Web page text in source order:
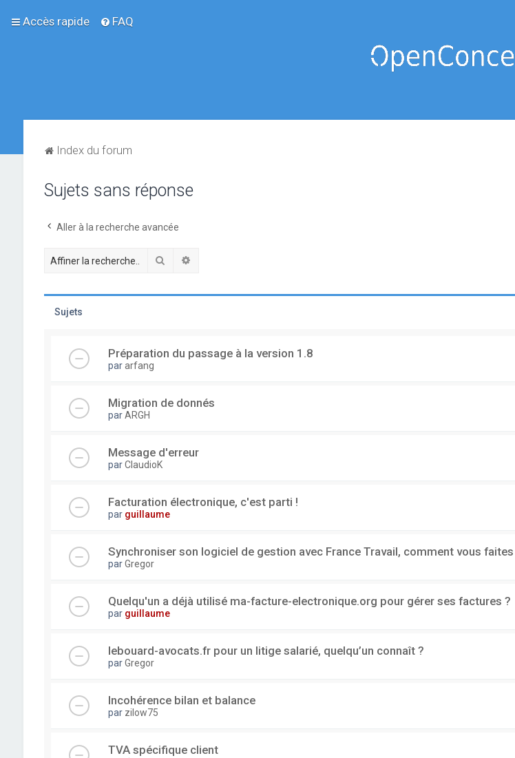
Accès rapide FAQ
Index du forum
Sujets sans réponse
Aller à la recherche avancée
Rechercher
Sujets
Préparation du passage à la version 1.8
pararfang
Migration de donnés
parARGH
Message d'erreur
parClaudioK
Facturation électronique, c'est parti !
par guillaume
Synchroniser son logiciel de gestion avec France Travail, comment vous faites
parGregor
Quelqu'un a déjà utilisé ma-facture-electronique.org pour gérer ses factures ?
par guillaume
lebouard-avocats.fr pour un litige salarié, quelqu’un connaît ?
parGregor
Incohérence bilan et balance
par zilow75
TVA spécifique client